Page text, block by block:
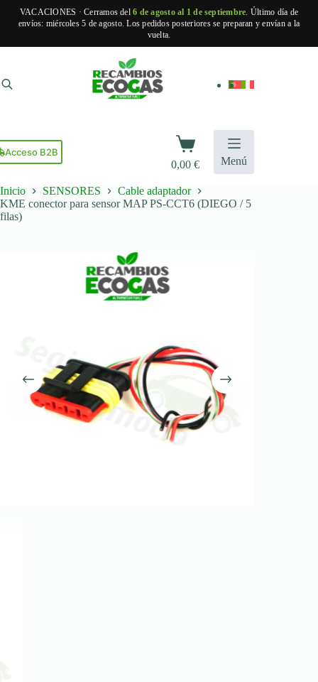
VACACIONES · Cerramos del6 de agosto al 1 de septiembre. Último día de
envíos: miércoles 5 de agosto. Los pedidos posteriores se preparan y envían a la
vuelta.
contenido
Acceso B2B
Carro
de
compra
0,00€ Menú
Inicio SENSORES
Cable adaptador
KME conector para sensor MAP PS-CCT6 (DIEGO / 5
filas)